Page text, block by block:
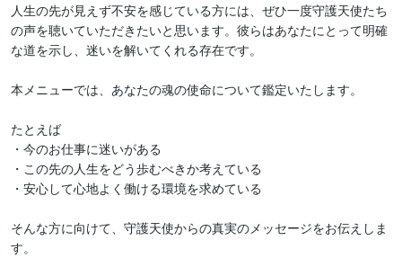
人生の先が見えず不安を感じている方には、ぜひ一度守護天使たち
の声を聴いていただきたいと思います。彼らはあなたにとって明確
な道を示し、迷いを解いてくれる存在です。
本メニューでは、あなたの魂の使命について鑑定いたします。
たとえば
・今のお仕事に迷いがある
・この先の人生をどう歩むべきか考えている
・安心して心地よく働ける環境を求めている
そんな方に向けて、守護天使からの真実のメッセージをお伝えしま
す。